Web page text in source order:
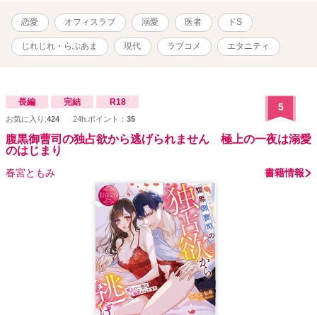
＋.｡.:*･ﾟ ✱高梨鈴《ﾀｶﾅｼ ﾘﾝ》27歳 初期研修を終えて一人前の医者に
なったばかりの内科医。 ある事情で外科医になるのを諦めたことか
ら外科医を敵視している。 華やかで美麗な容姿のせいで陰ではビッ
チと呼ばれているが、実は仕事に一途なカタブツ女？ ✱窪塚圭《ｸﾎﾞ
られがちだが、実はオペのことだけで頭が一杯？ .｡.:*･ﾟ＋.｡.:*･ﾟ
＋.｡.:*･ﾟ＋.｡.:*･ﾟ ✱『鬼畜御曹司の甘く淫らな執愛』(24/2/22タテス
クコミック化のため非公開中)のふたりの愛娘がヒロインです。 ※他
視点あり ※他サイトでも公開中ですが、主にＲ描写をこちらとムー
ンライトノベルズさん用に改稿したTL小説です。設定上強引な展開
もあるので閲覧にはご注意ください。 ※医療機関の設定や登場する
人物、団体、グループの名称等全てフィクションです。 ※随時概要
含め本文の改稿や修正等をしています。 ⚠「Reproduction is
prohibited.(転載禁止)」 ✧21.11.15 完結✧ ✧21.10.10 公開✧
恋愛 オフィスラブ 溺愛 医者 ドS
じれじれ・らぶあま 現代 ラブコメ エタニティ
長編 完結 R18
お気に入り:424 24h.ポイント： 35
5
腹黒御曹司の独占欲から逃げられません 極上の一夜は溺愛
のはじまり
春宮ともみ 書籍情報